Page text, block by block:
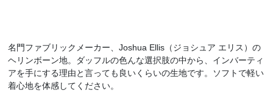
名門ファブリックメーカー、Joshua Ellis（ジョシュア エリス）の
ヘリンボーン地。ダッフルの色んな選択肢の中から、インバーティ
アを手にする理由と言っても良いくらいの生地です。ソフトで軽い
着心地を体感してください。